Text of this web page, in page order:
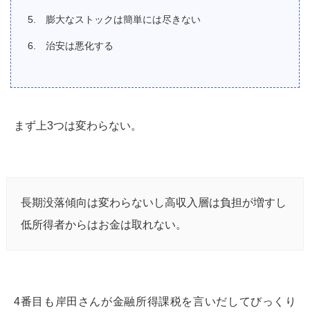
膨大なストックは簡単には尽きない
治安は悪化する
まず上3つは変わらない。
長期没落傾向は変わらないし高収入層は負担が増すし
低所得者からはお金は取れない。
4番目も岸田さんが金融所得課税を言いだしてびっくり